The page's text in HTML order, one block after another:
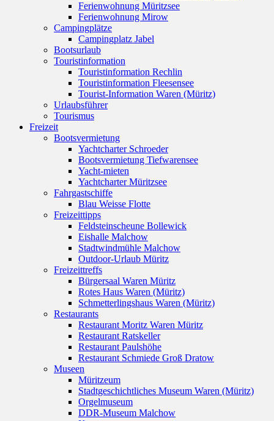
Ferienwohnung Müritzsee
Ferienwohnung Mirow
Campingplätze
Campingplatz Jabel
Bootsurlaub
Touristinformation
Touristinformation Rechlin
Touristinformation Fleesensee
Tourist-Information Waren (Müritz)
Urlaubsführer
Tourismus
Freizeit
Bootsvermietung
Yachtcharter Schroeder
Bootsvermietung Tiefwarensee
Yacht-mieten
Yachtcharter Müritzsee
Fahrgastschiffe
Blau Weisse Flotte
Freizeittipps
Feldsteinscheune Bollewick
Eishalle Malchow
Stadtwindmühle Malchow
Outdoor-Urlaub Müritz
Freizeittreffs
Bürgersaal Waren Müritz
Rotes Haus Waren (Müritz)
Schmetterlingshaus Waren (Müritz)
Restaurants
Restaurant Moritz Waren Müritz
Restaurant Ratskeller
Restaurant Paulshöhe
Restaurant Schmiede Groß Dratow
Museen
Müritzeum
Stadtgeschichtliches Museum Waren (Müritz)
Orgelmuseum
DDR-Museum Malchow